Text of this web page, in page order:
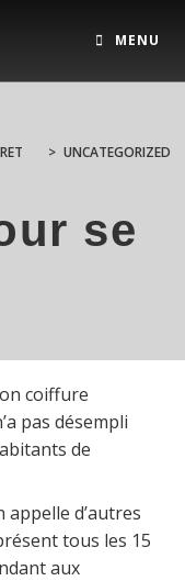
MENU
> UNCATEGORIZED
se
coiffure
pas désempli
de
d’autres
tous les 15
aux